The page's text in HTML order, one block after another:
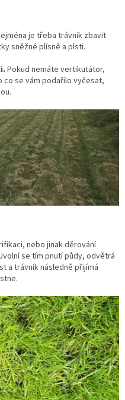
je třeba trávník zbavit
sněžné plísně a plsti.
Pokud nemáte vertikutátor,
co se vám podařilo vyčesat,
nebo jinak děrování
se tím pnutí půdy, odvětrá
a trávník následně přijímá